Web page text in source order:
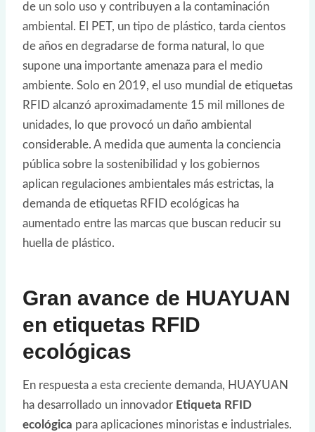
de un solo uso y contribuyen a la contaminación
ambiental. El PET, un tipo de plástico, tarda cientos
de años en degradarse de forma natural, lo que
supone una importante amenaza para el medio
ambiente. Solo en 2019, el uso mundial de etiquetas
RFID alcanzó aproximadamente 15 mil millones de
unidades, lo que provocó un daño ambiental
considerable. A medida que aumenta la conciencia
pública sobre la sostenibilidad y los gobiernos
aplican regulaciones ambientales más estrictas, la
demanda de etiquetas RFID ecológicas ha
aumentado entre las marcas que buscan reducir su
huella de plástico.
Gran avance de HUAYUAN
en etiquetas RFID
ecológicas
En respuesta a esta creciente demanda, HUAYUAN
ha desarrollado un innovador Etiqueta RFID
ecológica para aplicaciones minoristas e industriales.